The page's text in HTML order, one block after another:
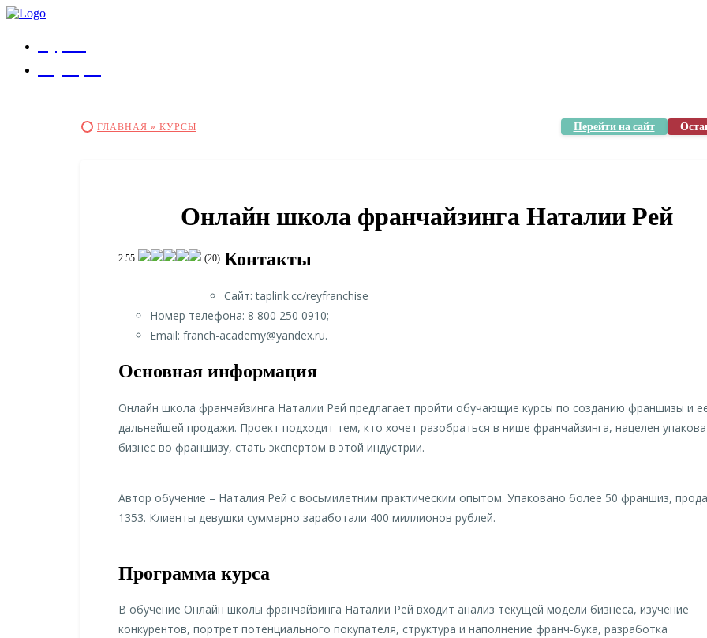
ГЛАВНАЯ » КУРСЫ Перейти на сайт
Онлайн школа франчайзинга Наталии Рей
2.55 (20) Контакты
Сайт: taplink.cc/reyfranchise
Номер телефона: 8 800 250 0910;
Email: franch-academy@yandex.ru.
Основная информация
Онлайн школа франчайзинга Наталии Рей предлагает пройти обучающие курсы по созданию франшизы и
дальнейшей продажи. Проект подходит тем, кто хочет разобраться в нише франчайзинга, нацелен
бизнес во франшизу, стать экспертом в этой индустрии.
Автор обучение – Наталия Рей с восьмилетним практическим опытом. Упаковано более 50 франшиз,
1353. Клиенты девушки суммарно заработали 400 миллионов рублей.
Программа курса
В обучение Онлайн школы франчайзинга Наталии Рей входит анализ текущей модели бизнеса, изучение
конкурентов, портрет потенциального покупателя, структура и наполнение франч-бука, разработка